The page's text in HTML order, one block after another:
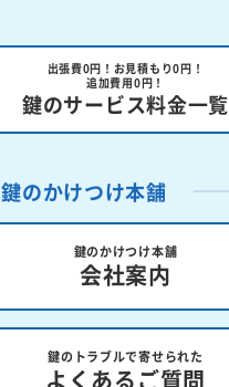
出張費0円！お見積もり0円！
追加費用0円！
鍵のサービス料金一覧
鍵のかけつけ本舗
鍵のかけつけ本舗
会社案内
鍵のトラブルで寄せられた
よくあるご質問